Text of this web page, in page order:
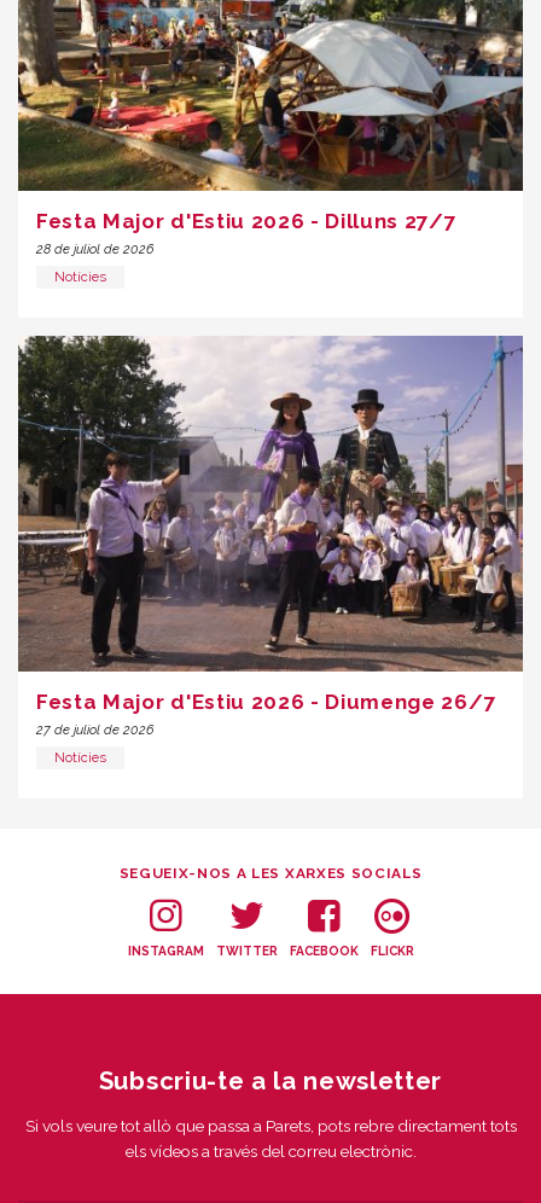
Festa Major d'Estiu 2026 - Dilluns 27/7
28 de juliol de 2026
Notícies
Festa Major d'Estiu 2026 - Diumenge 26/7
27 de juliol de 2026
Notícies
SEGUEIX-NOS A LES XARXES SOCIALS
INSTAGRAM TWITTER FACEBOOK FLICKR
Subscriu-te a la newsletter
Si vols veure tot allò que passa a Parets, pots rebre directament tots
els vídeos a través del correu electrònic.